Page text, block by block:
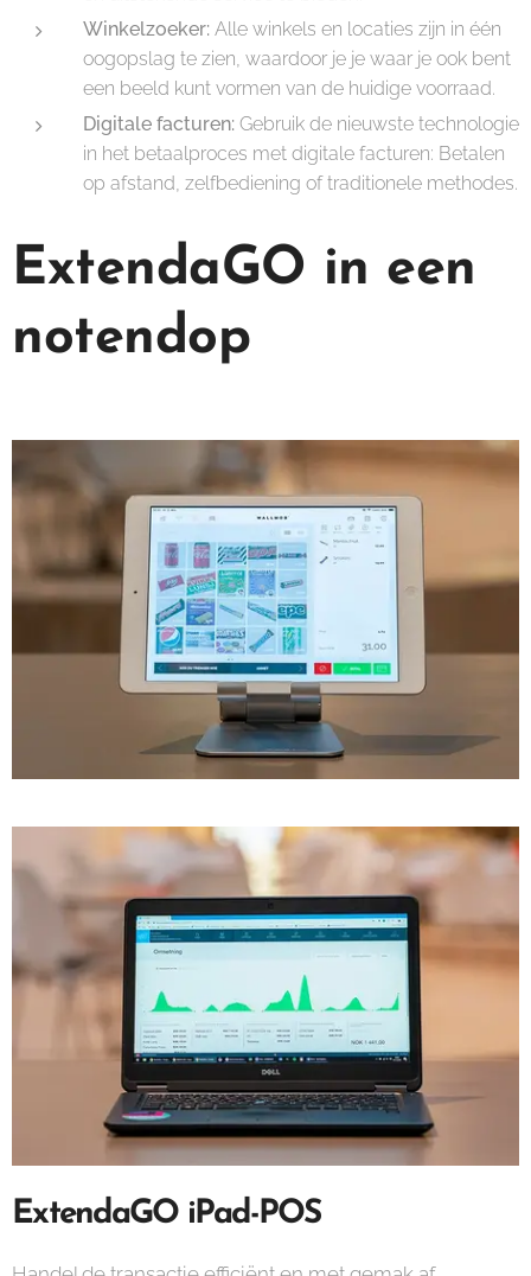
Winkelzoeker: Alle winkels en locaties zijn in één
oogopslag te zien, waardoor je je waar je ook bent
een beeld kunt vormen van de huidige voorraad.
Digitale facturen: Gebruik de nieuwste technologie
in het betaalproces met digitale facturen: Betalen
op afstand, zelfbediening of traditionele methodes.
ExtendaGO in een
notendop
ExtendaGO iPad-POS